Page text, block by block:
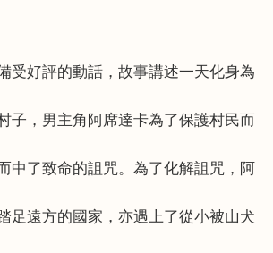
受好評的動話，故事講述一天化身為
子，男主角阿席達卡為了保護村民而
中了致命的詛咒。為了化解詛咒，阿
足遠方的國家，亦遇上了從小被山犬